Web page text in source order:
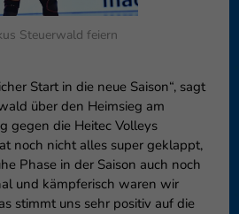
Steuerwald feiern
Start in die neue Saison“, sagt
über den Heimsieg am
gegen die Heitec Volleys
noch nicht alles super geklappt,
Phase in der Saison auch noch
und kämpferisch waren wir
stimmt uns sehr positiv auf die
Datenschutzeinstellungen
Essenziell (1)
Externe Medien (6)
Inhalte von
blockiert. Wenn Cookies von
diese Inhalte keiner